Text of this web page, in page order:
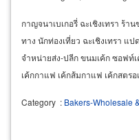
กาญจนาเบเกอรี่ ฉะเชิงเทรา ร้
ทาง นักท่องเที่ยว ฉะเชิงเทรา แ
จำหน่ายส่ง-ปลีก ขนมเค้ก ซอฟท์
เค้กกาแฟ เค้กส้มกาแฟ เค้กสตร
Category : Bakers-Wholesale